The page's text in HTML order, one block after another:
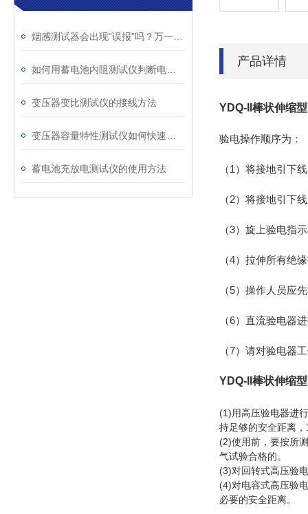
变压器变比测试仪的接线方法
蓄电池充放电测试仪的使用方法
产品详情
YDQ-II棒状伸缩
验电操作顺序为：
（1）将接地引下
（2）将接地引下
（3）旋上验电指
（4）拉伸所有绝
（5）操作人员应
（6）直流验电器
（7）请对验电器
YDQ-II棒状伸缩
(1)用高压验电器进
持足够的安全距离
(2)使用前，要按所
气试验合格的。
(3)对回转式高压验
(4)对电容式高压验
必要的安全距离。